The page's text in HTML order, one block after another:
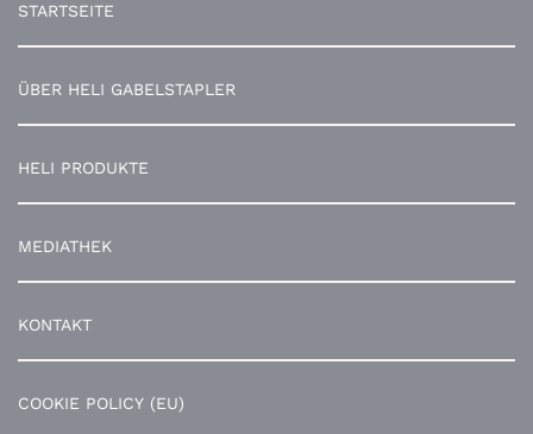
STARTSEITE
ÜBER HELI GABELSTAPLER
HELI PRODUKTE
MEDIATHEK
KONTAKT
COOKIE POLICY (EU)